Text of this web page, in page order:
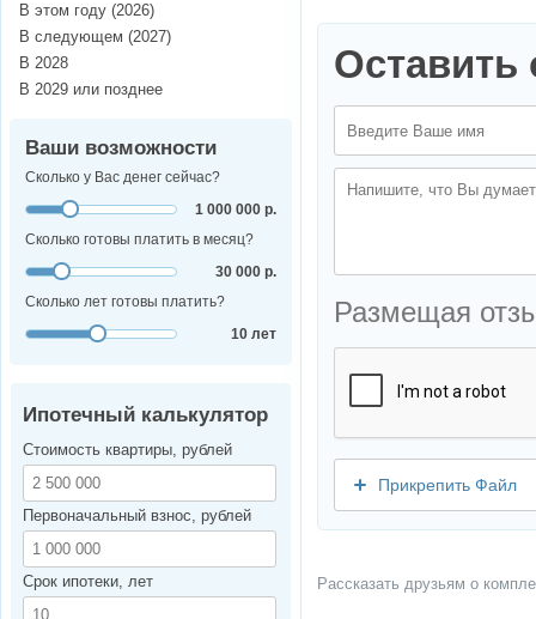
Оставить
Размещая
Прикрепить Файл
Рассказать друзьям о
В этом году (2026)
В следующем (2027)
В 2028
В 2029 или позднее
Ваши возможности
Сколько у Вас денег сейчас?
1 000 000 р.
Сколько готовы платить в месяц?
30 000 р.
Сколько лет готовы платить?
10 лет
Ипотечный калькулятор
Стоимость квартиры, рублей
Первоначальный взнос, рублей
Срок ипотеки, лет